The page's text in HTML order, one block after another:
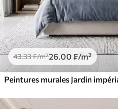
43.33₣/m²26.00 ₣/m²